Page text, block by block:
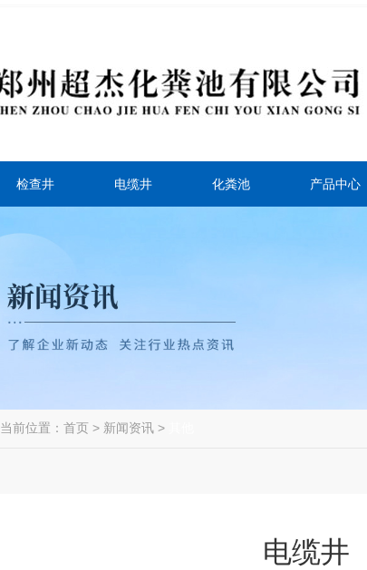
检查井 电缆井 化粪池 产品中心
当前位置： 首页 > 新闻资讯 >
电缆井